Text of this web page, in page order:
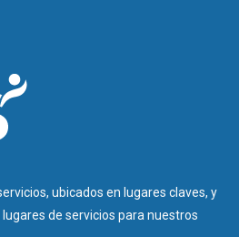
ubicados en lugares claves, y
de servicios para nuestros